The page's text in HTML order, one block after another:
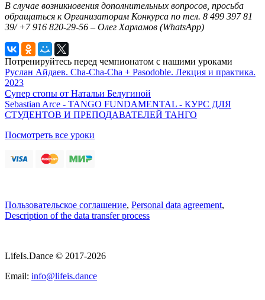
В случае возникновения дополнительных вопросов, просьба
обращаться к Организаторам Конкурса по тел. 8 499 397 81
39/ +7 916 820-29-56 – Олег Харламов (WhatsApp)
Потренируйтесь перед чемпионатом с нашими уроками
Руслан Айдаев. Cha-Cha-Cha + Pasodoble. Лекция и практика.
2023
Супер стопы от Натальи Белугиной
Sebastian Arce - TANGO FUNDAMENTAL - КУРС ДЛЯ
СТУДЕНТОВ И ПРЕПОДАВАТЕЛЕЙ ТАНГО
Посмотреть все уроки
Пользовательское соглашение, Personal data agreement,
Description of the data transfer process
LifeIs.Dance © 2017-2026
Email: info@lifeis.dance